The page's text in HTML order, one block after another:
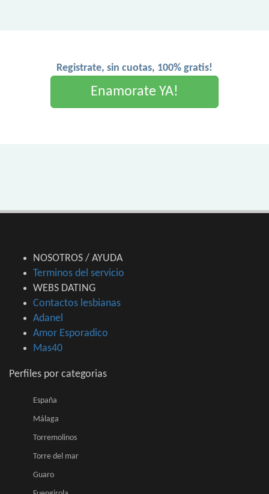
Registrate, sin cuotas, 100% gratis!
Enamorate YA!
NOSOTROS / AYUDA
Terminos del servicio
WEBS DATING
Contactos lesbianas
Adanel
Amor Esporadico
Mas40
Perfiles por categorias
España
Málaga
Torremolinos
Torre del mar
Guaro